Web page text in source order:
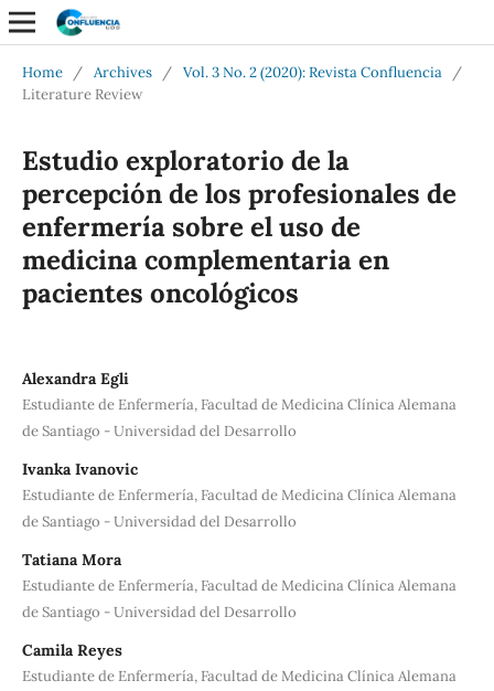
Home / Archives / Vol. 3 No. 2 (2020): Revista Confluencia
/
Literature Review
Estudio exploratorio de la
percepción de los profesionales de
enfermería sobre el uso de
medicina complementaria en
pacientes oncológicos
Alexandra Egli
Estudiante de Enfermería, Facultad de Medicina Clínica Alemana
de Santiago - Universidad del Desarrollo
Ivanka Ivanovic
Estudiante de Enfermería, Facultad de Medicina Clínica Alemana
de Santiago - Universidad del Desarrollo
Tatiana Mora
Estudiante de Enfermería, Facultad de Medicina Clínica Alemana
de Santiago - Universidad del Desarrollo
Camila Reyes
Estudiante de Enfermería, Facultad de Medicina Clínica Alemana